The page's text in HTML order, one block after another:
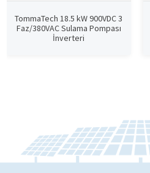
TommaTech 18.5 kW 900VDC 3
Faz/380VAC Sulama Pompası
İnverteri